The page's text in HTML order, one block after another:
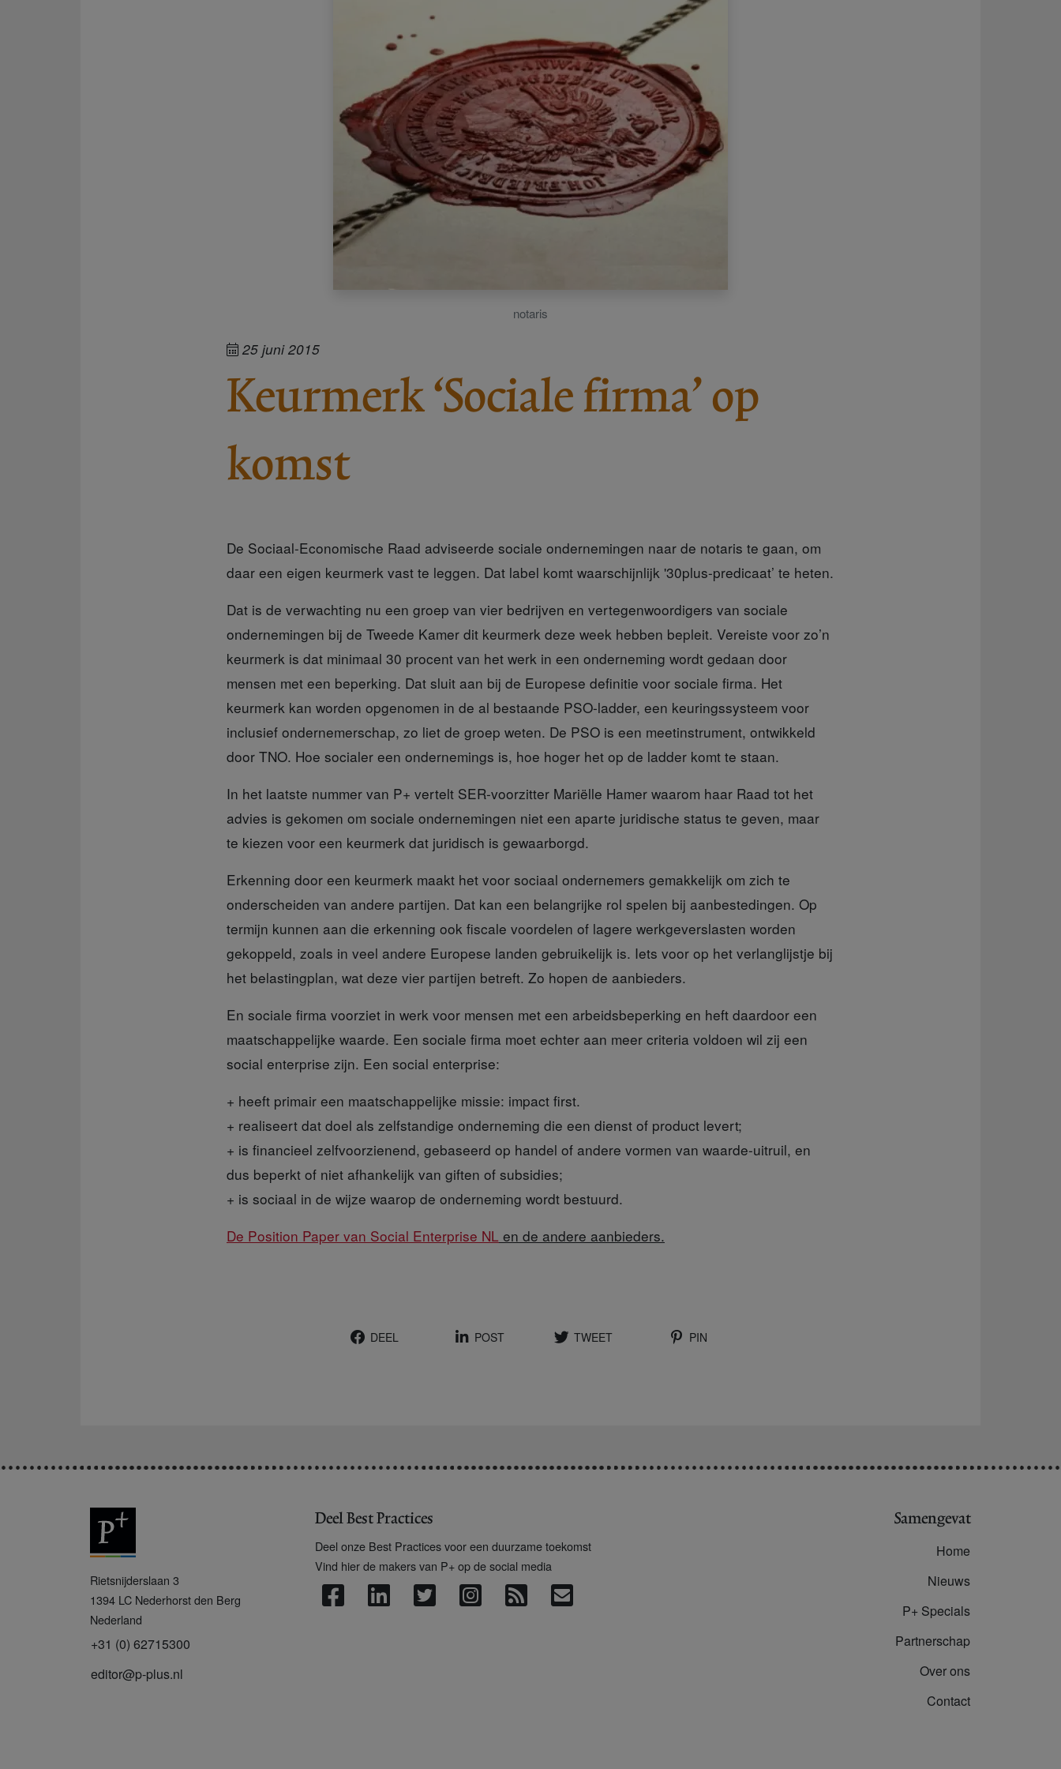
notaris
25 juni 2015
Keurmerk ‘Sociale firma’ op
komst
De Sociaal-Economische Raad adviseerde sociale ondernemingen naar de notaris te gaan, om
daar een eigen keurmerk vast te leggen. Dat label komt waarschijnlijk '30plus-predicaat’ te heten.
Dat is de verwachting nu een groep van vier bedrijven en vertegenwoordigers van sociale
ondernemingen bij de Tweede Kamer dit keurmerk deze week hebben bepleit. Vereiste voor zo’n
keurmerk is dat minimaal 30 procent van het werk in een onderneming wordt gedaan door
mensen met een beperking. Dat sluit aan bij de Europese definitie voor sociale firma. Het
keurmerk kan worden opgenomen in de al bestaande PSO-ladder, een keuringssysteem voor
inclusief ondernemerschap, zo liet de groep weten. De PSO is een meetinstrument, ontwikkeld
door TNO. Hoe socialer een ondernemings is, hoe hoger het op de ladder komt te staan.
In het laatste nummer van P+ vertelt SER-voorzitter Mariëlle Hamer waarom haar Raad tot het
advies is gekomen om sociale ondernemingen niet een aparte juridische status te geven, maar
te kiezen voor een keurmerk dat juridisch is gewaarborgd.
Erkenning door een keurmerk maakt het voor sociaal ondernemers gemakkelijk om zich te
onderscheiden van andere partijen. Dat kan een belangrijke rol spelen bij aanbestedingen. Op
termijn kunnen aan die erkenning ook fiscale voordelen of lagere werkgeverslasten worden
gekoppeld, zoals in veel andere Europese landen gebruikelijk is. Iets voor op het verlanglijstje bij
het belastingplan, wat deze vier partijen betreft. Zo hopen de aanbieders.
En sociale firma voorziet in werk voor mensen met een arbeidsbeperking en heft daardoor een
maatschappelijke waarde. Een sociale firma moet echter aan meer criteria voldoen wil zij een
social enterprise zijn. Een social enterprise:
+ heeft primair een maatschappelijke missie: impact first.
+ realiseert dat doel als zelfstandige onderneming die een dienst of product levert;
+ is financieel zelfvoorzienend, gebaseerd op handel of andere vormen van waarde-uitruil, en
dus beperkt of niet afhankelijk van giften of subsidies;
+ is sociaal in de wijze waarop de onderneming wordt bestuurd.
De Position Paper van Social Enterprise NL en de andere aanbieders.
DEEL POST TWEET PIN
+
Rietsnijderslaan 3
1394 LC Nederhorst den Berg
Nederland
+31 (0) 62715300
editor@p-plus.nl
Deel Best Practices
Deel onze Best Practices voor een duurzame toekomst
Vind hier de makers van P+ op de social media
Samengevat
Home
Nieuws
P+ Specials
Partnerschap
Over ons
Contact